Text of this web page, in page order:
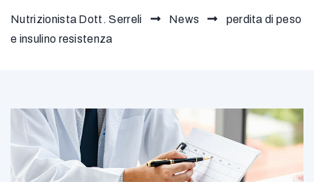
Nutrizionista Dott. Serreli News
perdita di peso
e insulino resistenza